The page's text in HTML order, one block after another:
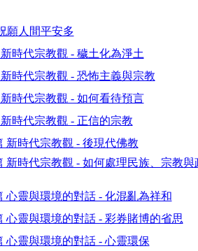
願人間平安多
時代宗教觀 - 穢土化為淨土
時代宗教觀 - 恐怖主義與宗教
時代宗教觀 - 如何看待預言
時代宗教觀 - 正信的宗教
新時代宗教觀 - 後現代佛教
新時代宗教觀 - 如何處理民族、宗教與
心靈與環境的對話 - 化混亂為祥和
心靈與環境的對話 - 彩券賭博的省思
心靈與環境的對話 - 心靈環保